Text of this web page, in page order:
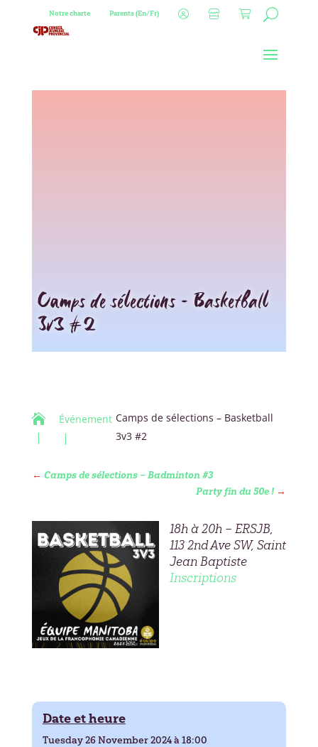
Notre charte Parents (En/Fr)
Camps de sélections – Basketball
3v3 #2
 Événement Camps de sélections – Basketball
3v3 #2
← Camps de sélections – Badminton #3
Party fin du 50e !→
18h à 20h – ERSJB,
113 2nd Ave SW, Saint
Jean Baptiste
Inscriptions
Date et heure
Tuesday 26 November 2024 à 18:00